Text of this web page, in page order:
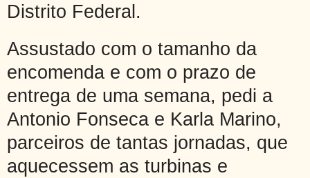
Distrito Federal.
Assustado com o tamanho da
encomenda e com o prazo de
entrega de uma semana, pedi a
Antonio Fonseca e Karla Marino,
parceiros de tantas jornadas, que
aquecessem as turbinas e